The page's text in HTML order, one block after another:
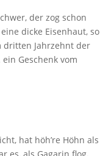
der zog schon
dicke Eisenhaut, so
dritten Jahrzehnt der
Geschenk vom
hat höh’re Höhn als
es, als Gagarin flog,